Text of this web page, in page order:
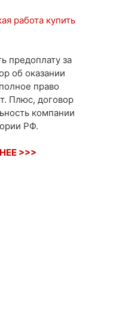
предоплату за
об оказании
право
Плюс, договор
компании
РФ.
>>>